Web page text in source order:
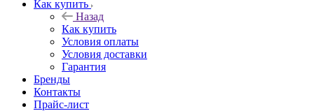
Как купить
Назад
Как купить
Условия оплаты
Условия доставки
Гарантия
Бренды
Контакты
Прайс-лист